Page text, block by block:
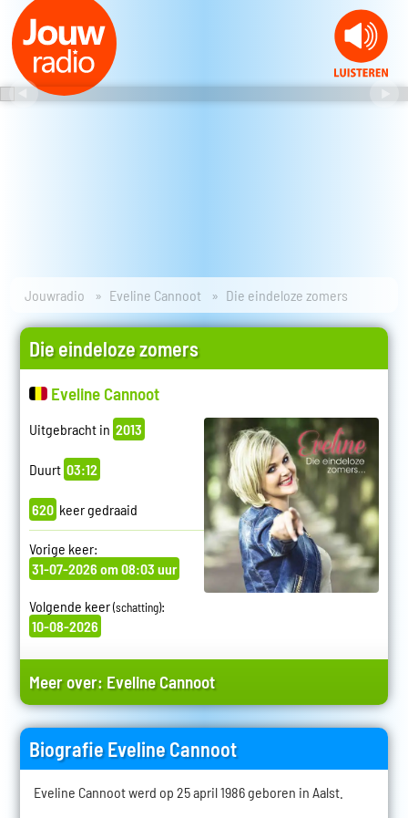
Jouwradio Eveline Cannoot Die eindeloze zomers
Die eindeloze zomers
Eveline Cannoot
Uitgebracht in 2013
Duurt 03:12
620 keer gedraaid
Vorige keer:
31-07-2026 om 08:03 uur
Volgende keer(schatting):
10-08-2026
Meer over: Eveline Cannoot
Biografie Eveline Cannoot
Eveline Cannoot werd op 25 april 1986 geboren in Aalst.